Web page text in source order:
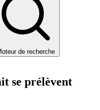
de recherche
se prélèvent